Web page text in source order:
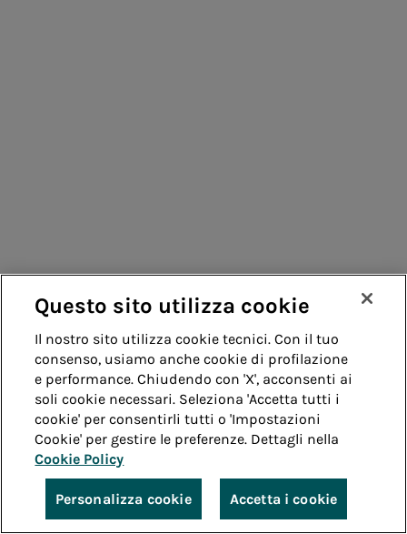
Questo sito utilizza cookie
Il nostro sito utilizza cookie tecnici. Con il tuo
consenso, usiamo anche cookie di profilazione
e performance. Chiudendo con 'X', acconsenti ai
soli cookie necessari. Seleziona 'Accetta tutti i
cookie' per consentirli tutti o 'Impostazioni
Cookie' per gestire le preferenze. Dettagli nella
Cookie Policy
Personalizza cookie Accetta i cookie